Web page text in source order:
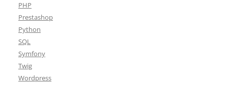
PHP
Prestashop
Python
SQL
Symfony
Twig
Wordpress